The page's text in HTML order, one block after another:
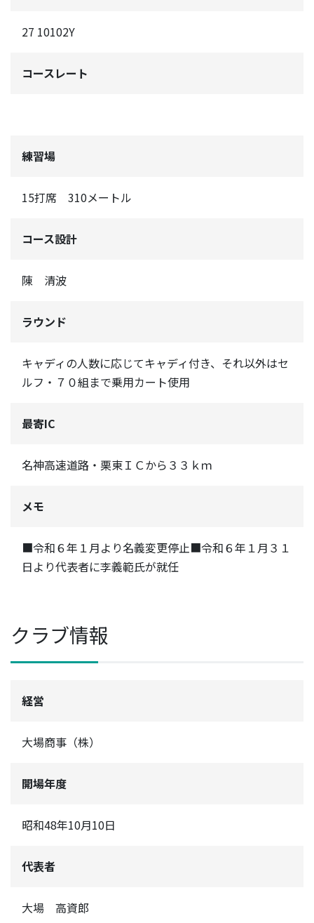
27 10102Y
コースレート
練習場
15打席 310メートル
コース設計
陳 清波
ラウンド
キャディの人数に応じてキャディ付き、それ以外はセ
ルフ・７０組まで乗用カート使用
最寄IC
名神高速道路・栗東ＩＣから３３ｋｍ
メモ
■令和６年１月より名義変更停止■令和６年１月３１
日より代表者に李義範氏が就任
クラブ情報
経営
大場商事（株）
開場年度
昭和48年10月10日
代表者
大場 高資郎